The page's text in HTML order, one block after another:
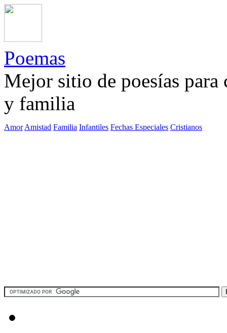
Poemas
Mejor sitio de poesías
y familia
Amor Amistad Familia Infantiles Fechas Especiales Cristianos